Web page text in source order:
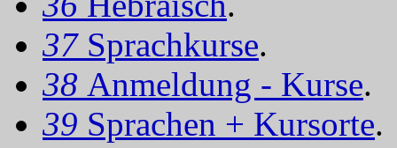
37 Sprachkurse.
38 Anmeldung - Kurse.
39 Sprachen + Kursorte.